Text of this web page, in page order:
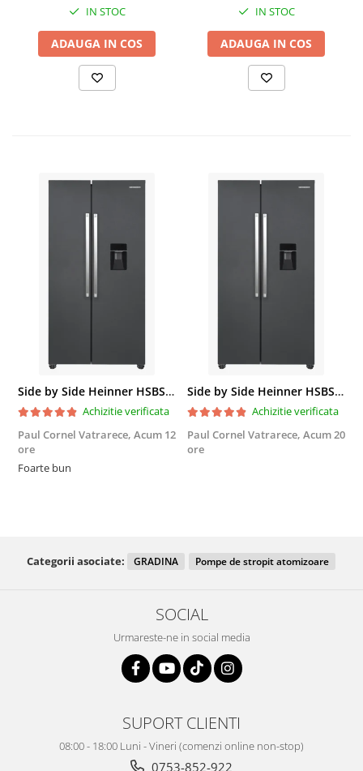
IN STOC
ADAUGA IN COS
portabil 80W
IN STOC
ADAUGA IN COS
Side by Side Heinner HSBS-HM439NFINVDGWDE++, Total No Frost, Compresor Inverter, Dozator Apa, Display Touch LED, 439 L, Clasa E, Gri Antracit Texturat
Achizitie verificata
Paul Cornel Vatrarece, Acum 12
ore
Foarte bun
Side by Side Heinner HSBS-HM439NFINVDGWDE++, Total No Frost, Compresor Inverter, Dozator Apa, Display Touch LED, 439 L, Clasa E, Gri Antracit Texturat
Achizitie verificata
Paul Cornel Vatrarece, Acum 20
ore
Categorii asociate: GRADINA Pompe de stropit atomizoare
SOCIAL
Urmareste-ne in social media
SUPORT CLIENTI
08:00 - 18:00 Luni - Vineri (comenzi online non-stop)
0753-852-922